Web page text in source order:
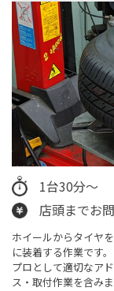
1台30分～
店頭までお
ホイールからタイヤ
に装着する作業です
プロとして適切なア
ス・取付作業を含みま